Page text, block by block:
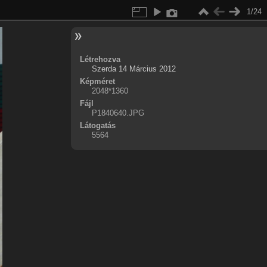
1/24
Létrehozva
Szerda 14 Március 2012
Képméret
2048*1360
Fájl
P1840640.JPG
Látogatás
5564